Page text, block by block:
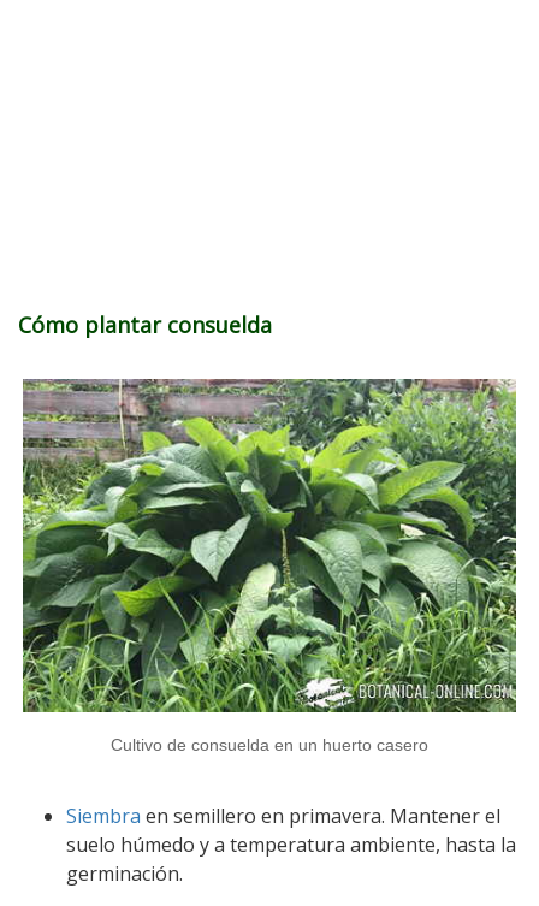
Cómo plantar consuelda
Cultivo de consuelda en un huerto casero
Siembra en semillero en primavera. Mantener el
suelo húmedo y a temperatura ambiente, hasta la
germinación.